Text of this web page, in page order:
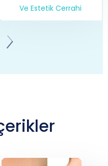
Ve Estetik Cerrahi